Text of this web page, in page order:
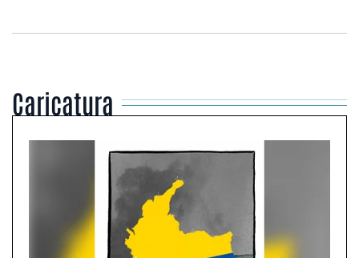
Caricatura